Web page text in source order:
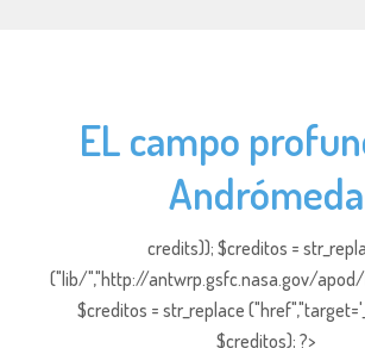
EL campo
Andrómeda
credits)); $creditos =
("lib/","http://antwrp.gsfc.nasa.gov/
$creditos = str_replace
$creditos); ?>